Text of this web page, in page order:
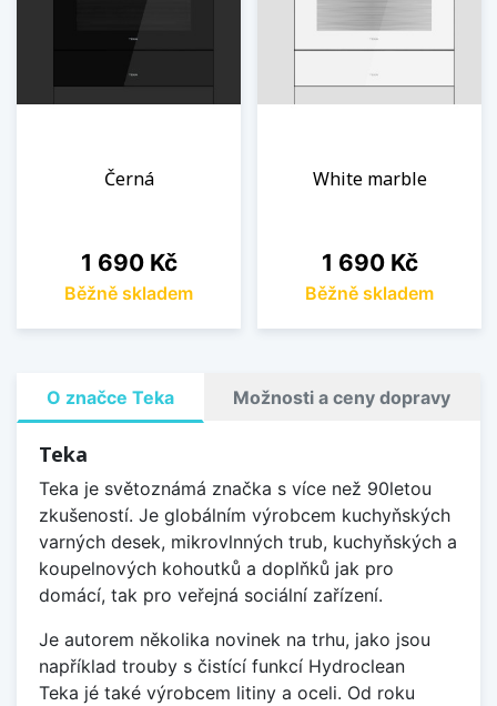
Černá
Cena
1 690 Kč
Běžně skladem
White marble
Cena
1 690 Kč
Běžně skladem
O značce Teka Možnosti a ceny dopravy
Teka
Teka je světoznámá značka s více než 90letou
zkušeností. Je globálním výrobcem kuchyňských
varných desek, mikrovlnných trub, kuchyňských a
koupelnových kohoutků a doplňků jak pro
domácí, tak pro veřejná sociální zařízení.
Je autorem několika novinek na trhu, jako jsou
například trouby s čistící funkcí Hydroclean
Teka jé také výrobcem litiny a oceli. Od roku